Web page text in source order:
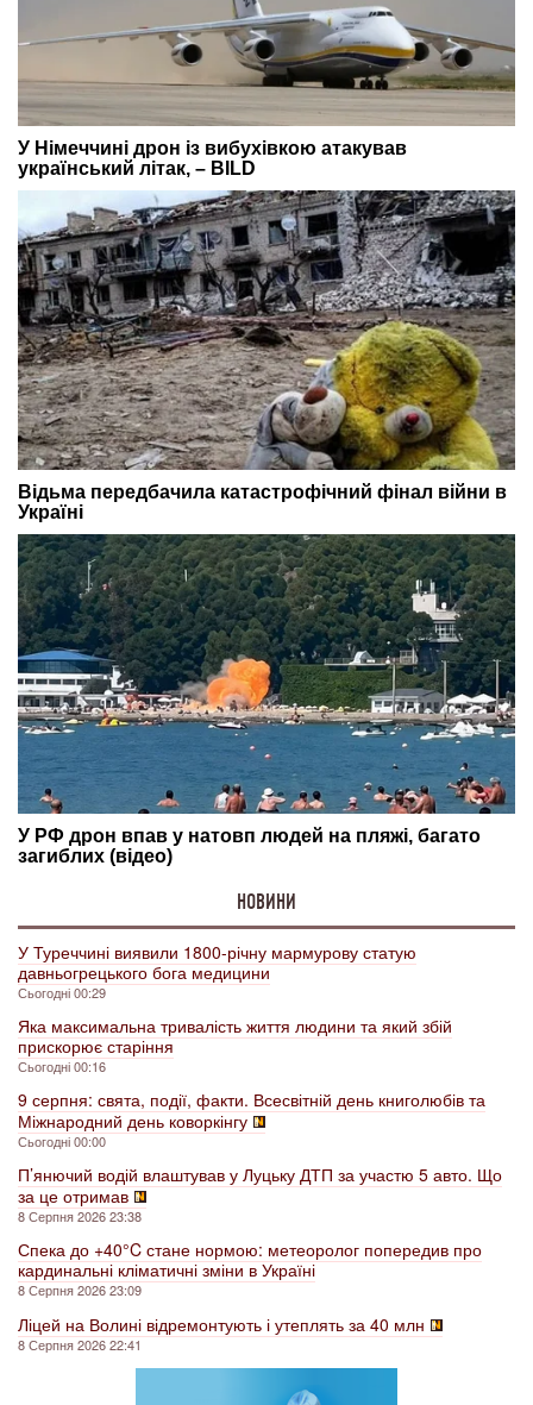
НОВИНИ
У Туреччині виявили 1800-річну мармурову статую
давньогрецького бога медицини
Сьогодні 00:29
Яка максимальна тривалість життя людини та який збій
прискорює старіння
Сьогодні 00:16
9 серпня: свята, події, факти. Всесвітній день книголюбів та
Міжнародний день коворкінгу
Сьогодні 00:00
П’янючий водій влаштував у Луцьку ДТП за участю 5 авто. Що
за це отримав
8 Серпня 2026 23:38
Спека до +40°C стане нормою: метеоролог попередив про
кардинальні кліматичні зміни в Україні
8 Серпня 2026 23:09
Ліцей на Волині відремонтують і утеплять за 40 млн
8 Серпня 2026 22:41